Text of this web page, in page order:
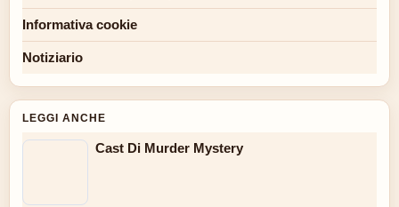
Informativa cookie
Notiziario
LEGGI ANCHE
Cast Di Murder Mystery